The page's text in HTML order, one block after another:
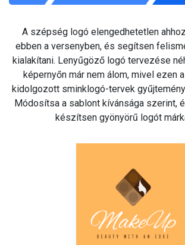
A szépség logó elengedhetetlen
ebben a versenyben, és segítsen
kialakítani. Lenyűgöző logó tervezése
képernyőn már nem álom, mivel ezen
kidolgozott sminklogó-tervek
Módosítsa a sablont kívánsága szerint,
készítsen gyönyörű logót